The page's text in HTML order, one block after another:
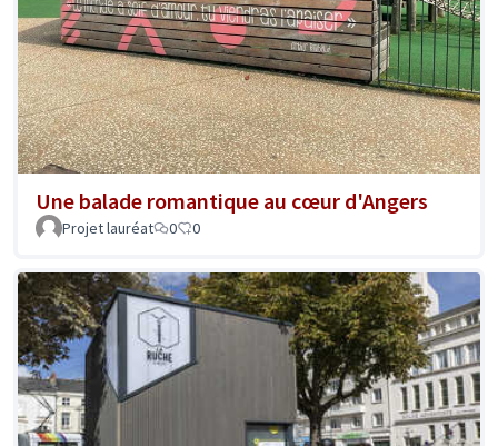
Une balade romantique au cœur d'Angers
Projet lauréat 0 0